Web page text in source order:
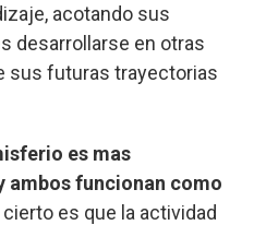
acotando sus
desarrollarse en otras
sus futuras trayectorias
es mas
ambos funcionan como
es que la actividad